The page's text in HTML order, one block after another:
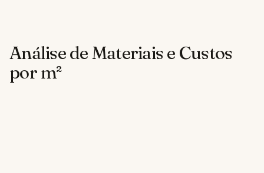
Análise de Materiais e Custos
por m²